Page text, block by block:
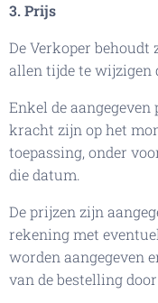
3. Prijs
De Verkoper
allen tijde te wijzigen
Enkel de
kracht zijn op het
toepassing, onder
die datum.
De prijzen zijn
rekening met
worden aangegeven
van de bestelling